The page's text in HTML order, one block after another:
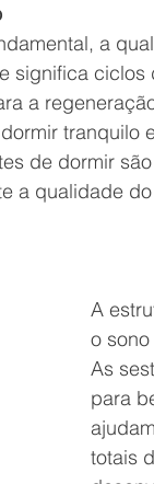
a
significa
a
tranquilo
de dormir
a qualidade
A
o
As
para
totais